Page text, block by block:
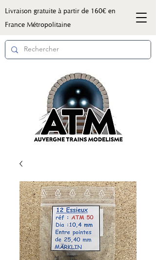
Livraison gratuite à partir de 160€ en
France Métropolitaine